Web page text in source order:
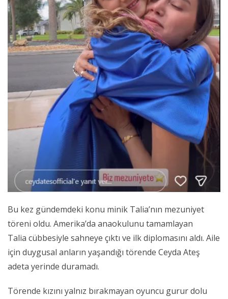
Bu kez gündemdeki konu minik Talia’nın mezuniyet
töreni oldu. Amerika’da anaokulunu tamamlayan
Talia cübbesiyle sahneye çıktı ve ilk diplomasını aldı. Aile
için duygusal anların yaşandığı törende Ceyda Ateş
adeta yerinde duramadı.
Törende kızını yalnız bırakmayan oyuncu gurur dolu